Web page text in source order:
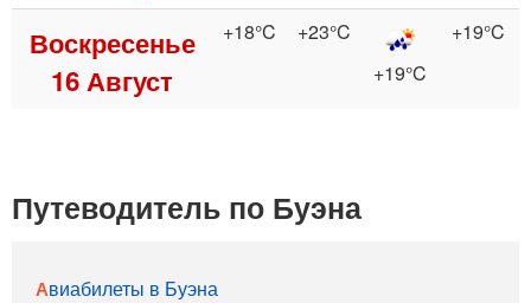
Воскресенье
16 Август
+18°C
+23°C
+19°C
+19°C
Путеводитель по Буэна
Авиабилеты в Буэна